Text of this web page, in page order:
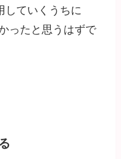
していくうちに
ったと思うはずで